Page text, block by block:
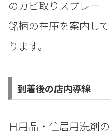
のカビ取りスプレー
銘柄の在庫を案内し
ります。
到着後の店内導線
日用品・住居用洗剤